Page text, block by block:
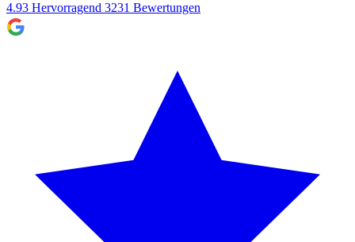
4.93 Hervorragend 3231 Bewertungen